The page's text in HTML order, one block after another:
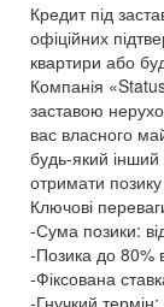
Кредит під
офіційних
квартири або
Компанія
заставою
вас власного
будь-який
отримати позику
Ключові
-Сума позики:
-Позика до 80%
-Фіксована
-Гнучкий термін: